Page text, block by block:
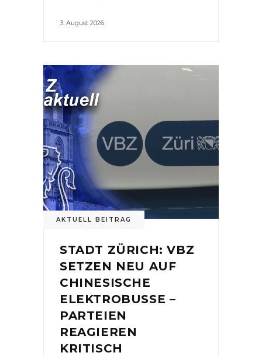
3. August 2026
AKTUELL BEITRAG
STADT ZÜRICH: VBZ
SETZEN NEU AUF
CHINESISCHE
ELEKTROBUSSE –
PARTEIEN
REAGIEREN
KRITISCH